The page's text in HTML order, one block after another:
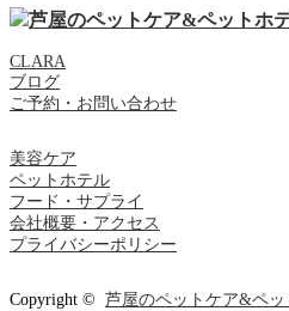
CLARA
ブログ
ご予約・お問い合わせ
美容ケア
ペットホテル
フード・サプライ
会社概要・アクセス
プライバシーポリシー
Copyright © 芦屋のペットケア&ペッ